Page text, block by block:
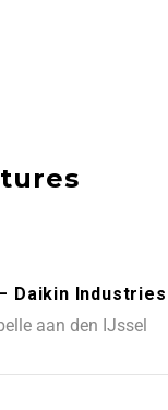
Daikin
aan den IJssel